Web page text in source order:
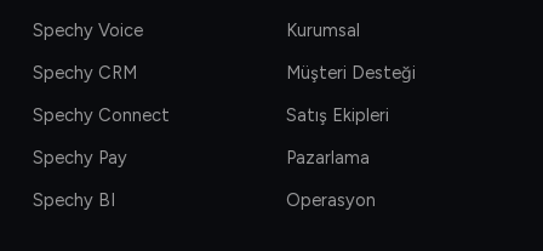
Spechy Voice
Spechy CRM
Spechy Connect
Spechy Pay
Spechy BI
Kurumsal
Müşteri Desteği
Satış Ekipleri
Pazarlama
Operasyon